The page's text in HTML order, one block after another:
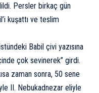
Persler birkaç gün
kuşattı ve teslim
Babil çivi yazısına
çok sevinerek” girdi.
zaman sonra, 50 sene
II. Nebukadnezar eliyle